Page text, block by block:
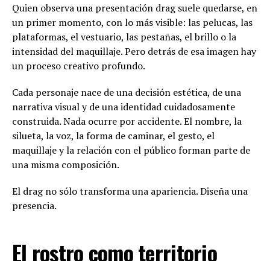
Quien observa una presentación drag suele quedarse, en
un primer momento, con lo más visible: las pelucas, las
plataformas, el vestuario, las pestañas, el brillo o la
intensidad del maquillaje. Pero detrás de esa imagen hay
un proceso creativo profundo.
Cada personaje nace de una decisión estética, de una
narrativa visual y de una identidad cuidadosamente
construida. Nada ocurre por accidente. El nombre, la
silueta, la voz, la forma de caminar, el gesto, el
maquillaje y la relación con el público forman parte de
una misma composición.
El drag no sólo transforma una apariencia. Diseña una
presencia.
El rostro como territorio